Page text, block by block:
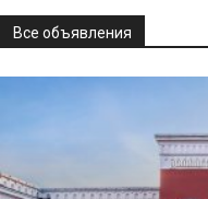
Все объявления